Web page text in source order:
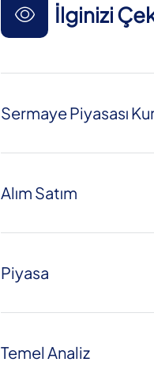
İlginizi
Sermaye Piyasası
Alım Satım
Piyasa
Temel Analiz